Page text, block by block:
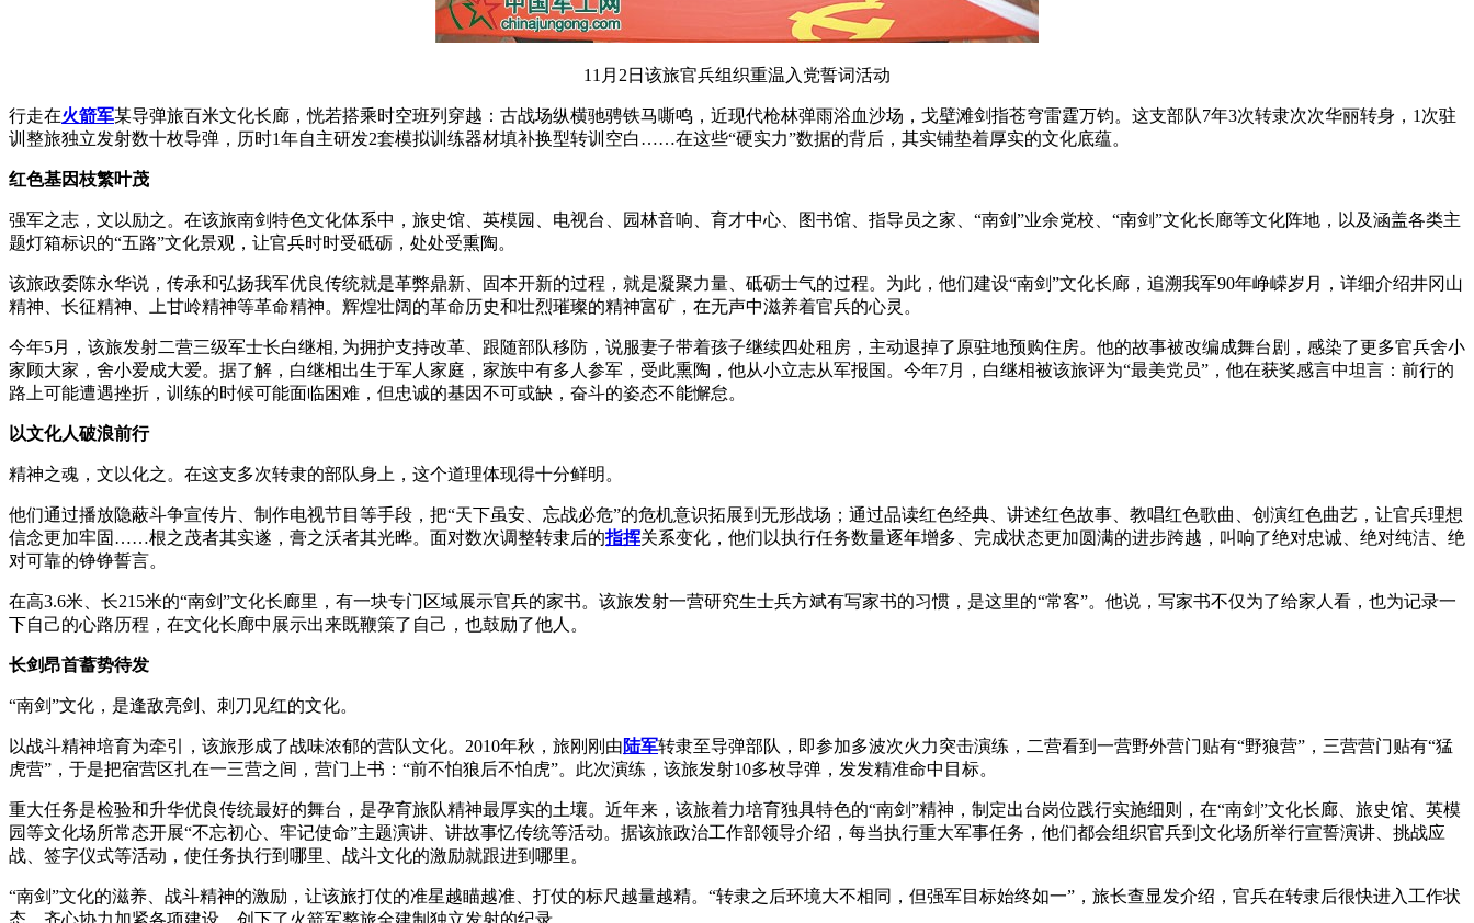
11月2日该旅官兵组织重温入党誓词活动
行走在火箭军某导弹旅百米文化长廊，恍若搭乘时空班列穿越：古战场纵横驰骋铁马嘶鸣，近现代枪林弹雨浴血沙场，戈壁滩剑指苍穹雷霆万钧。这支部队7年3次转隶次次华丽转身，1次驻
训整旅独立发射数十枚导弹，历时1年自主研发2套模拟训练器材填补换型转训空白……在这些“硬实力”数据的背后，其实铺垫着厚实的文化底蕴。
红色基因枝繁叶茂
强军之志，文以励之。在该旅南剑特色文化体系中，旅史馆、英模园、电视台、园林音响、育才中心、图书馆、指导员之家、“南剑”业余党校、“南剑”文化长廊等文化阵地，以及涵盖各类主
题灯箱标识的“五路”文化景观，让官兵时时受砥砺，处处受熏陶。
该旅政委陈永华说，传承和弘扬我军优良传统就是革弊鼎新、固本开新的过程，就是凝聚力量、砥砺士气的过程。为此，他们建设“南剑”文化长廊，追溯我军90年峥嵘岁月，详细介绍井冈山
精神、长征精神、上甘岭精神等革命精神。辉煌壮阔的革命历史和壮烈璀璨的精神富矿，在无声中滋养着官兵的心灵。
今年5月，该旅发射二营三级军士长白继相, 为拥护支持改革、跟随部队移防，说服妻子带着孩子继续四处租房，主动退掉了原驻地预购住房。他的故事被改编成舞台剧，感染了更多官兵舍小
家顾大家，舍小爱成大爱。据了解，白继相出生于军人家庭，家族中有多人参军，受此熏陶，他从小立志从军报国。今年7月，白继相被该旅评为“最美党员”，他在获奖感言中坦言：前行的
路上可能遭遇挫折，训练的时候可能面临困难，但忠诚的基因不可或缺，奋斗的姿态不能懈怠。
以文化人破浪前行
精神之魂，文以化之。在这支多次转隶的部队身上，这个道理体现得十分鲜明。
他们通过播放隐蔽斗争宣传片、制作电视节目等手段，把“天下虽安、忘战必危”的危机意识拓展到无形战场；通过品读红色经典、讲述红色故事、教唱红色歌曲、创演红色曲艺，让官兵理想
信念更加牢固……根之茂者其实遂，膏之沃者其光晔。面对数次调整转隶后的指挥关系变化，他们以执行任务数量逐年增多、完成状态更加圆满的进步跨越，叫响了绝对忠诚、绝对纯洁、绝
对可靠的铮铮誓言。
在高3.6米、长215米的“南剑”文化长廊里，有一块专门区域展示官兵的家书。该旅发射一营研究生士兵方斌有写家书的习惯，是这里的“常客”。他说，写家书不仅为了给家人看，也为记录一
下自己的心路历程，在文化长廊中展示出来既鞭策了自己，也鼓励了他人。
长剑昂首蓄势待发
“南剑”文化，是逢敌亮剑、刺刀见红的文化。
以战斗精神培育为牵引，该旅形成了战味浓郁的营队文化。2010年秋，旅刚刚由陆军转隶至导弹部队，即参加多波次火力突击演练，二营看到一营野外营门贴有“野狼营”，三营营门贴有“猛
虎营”，于是把宿营区扎在一三营之间，营门上书：“前不怕狼后不怕虎”。此次演练，该旅发射10多枚导弹，发发精准命中目标。
重大任务是检验和升华优良传统最好的舞台，是孕育旅队精神最厚实的土壤。近年来，该旅着力培育独具特色的“南剑”精神，制定出台岗位践行实施细则，在“南剑”文化长廊、旅史馆、英模
园等文化场所常态开展“不忘初心、牢记使命”主题演讲、讲故事忆传统等活动。据该旅政治工作部领导介绍，每当执行重大军事任务，他们都会组织官兵到文化场所举行宣誓演讲、挑战应
战、签字仪式等活动，使任务执行到哪里、战斗文化的激励就跟进到哪里。
“南剑”文化的滋养、战斗精神的激励，让该旅打仗的准星越瞄越准、打仗的标尺越量越精。“转隶之后环境大不相同，但强军目标始终如一”，旅长查显发介绍，官兵在转隶后很快进入工作状
态，齐心协力加紧各项建设，创下了火箭军整旅全建制独立发射的纪录。